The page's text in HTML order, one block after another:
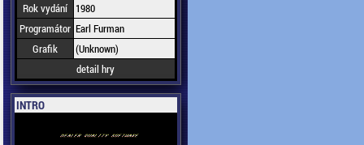
Rok vydání
1980
Programátor Earl Furman
Grafik
(Unknown)
detail hry
INTRO